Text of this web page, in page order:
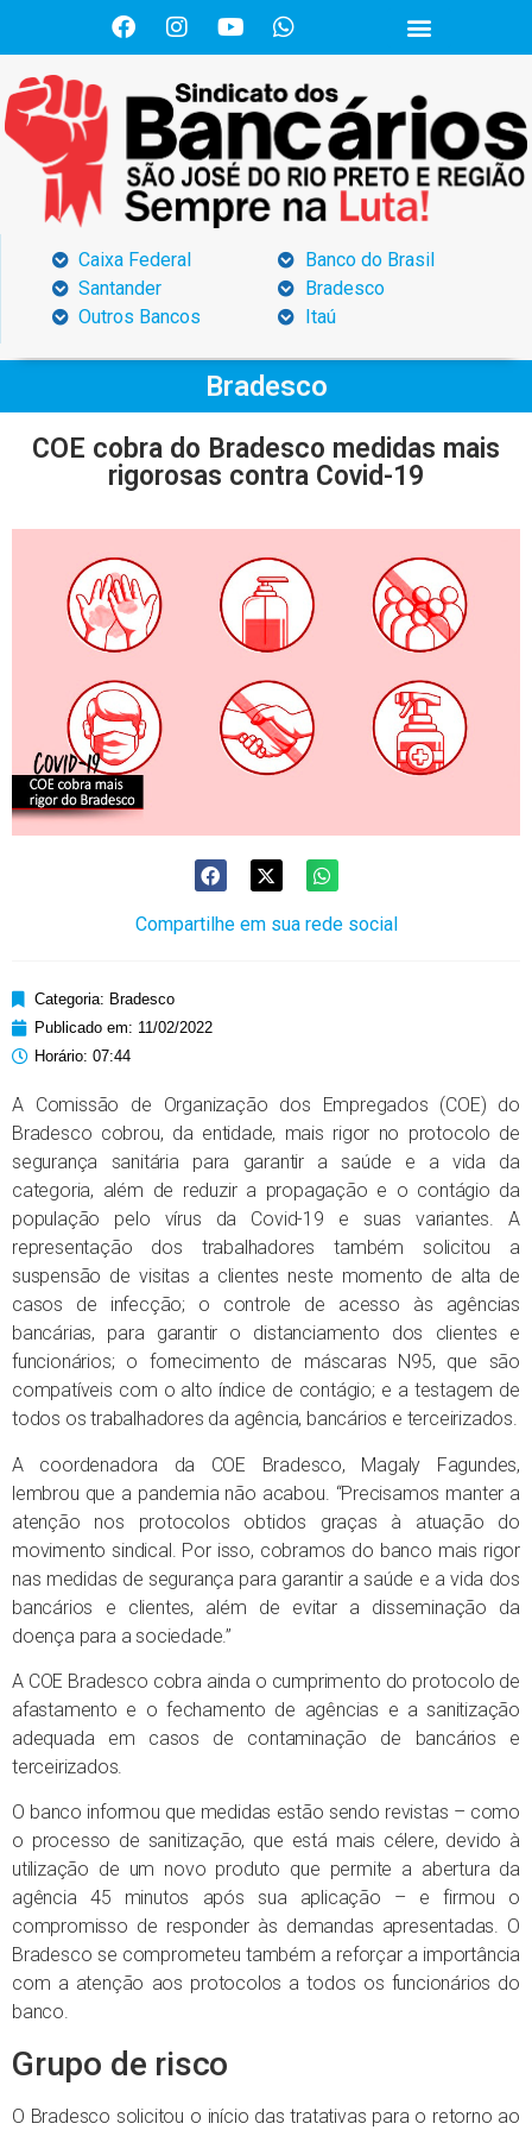
Caixa Federal
Santander
Outros Bancos
Banco do Brasil
Bradesco
Itaú
Bradesco
COE cobra do Bradesco medidas mais
rigorosas contra Covid-19
Compartilhe em sua rede social
Categoria: Bradesco
Publicado em: 11/02/2022
Horário: 07:44
A Comissão de Organização dos Empregados (COE) do
Bradesco cobrou, da entidade, mais rigor no protocolo de
segurança sanitária para garantir a saúde e a vida da
categoria, além de reduzir a propagação e o contágio da
população pelo vírus da Covid-19 e suas variantes. A
representação dos trabalhadores também solicitou a
suspensão de visitas a clientes neste momento de alta de
casos de infecção; o controle de acesso às agências
bancárias, para garantir o distanciamento dos clientes e
funcionários; o fornecimento de máscaras N95, que são
compatíveis com o alto índice de contágio; e a testagem de
todos os trabalhadores da agência, bancários e terceirizados.
A coordenadora da COE Bradesco, Magaly Fagundes,
lembrou que a pandemia não acabou. “Precisamos manter a
atenção nos protocolos obtidos graças à atuação do
movimento sindical. Por isso, cobramos do banco mais rigor
nas medidas de segurança para garantir a saúde e a vida dos
bancários e clientes, além de evitar a disseminação da
doença para a sociedade.”
A COE Bradesco cobra ainda o cumprimento do protocolo de
afastamento e o fechamento de agências e a sanitização
adequada em casos de contaminação de bancários e
terceirizados.
O banco informou que medidas estão sendo revistas – como
o processo de sanitização, que está mais célere, devido à
utilização de um novo produto que permite a abertura da
agência 45 minutos após sua aplicação – e firmou o
compromisso de responder às demandas apresentadas. O
Bradesco se comprometeu também a reforçar a importância
com a atenção aos protocolos a todos os funcionários do
banco.
Grupo de risco
O Bradesco solicitou o início das tratativas para o retorno ao